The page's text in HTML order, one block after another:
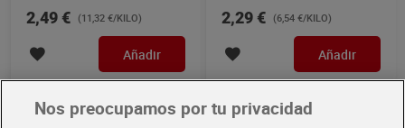
2,49 € (11,32 €/KILO)
Añadir
2,29 € (6,54 €/KILO)
Añadir
Nos preocupamos por tu privacidad